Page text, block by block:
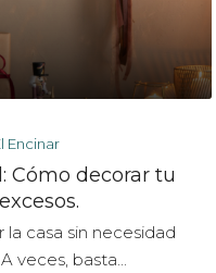
Encinar
Cómo decorar tu
casa sin necesidad
veces, basta...